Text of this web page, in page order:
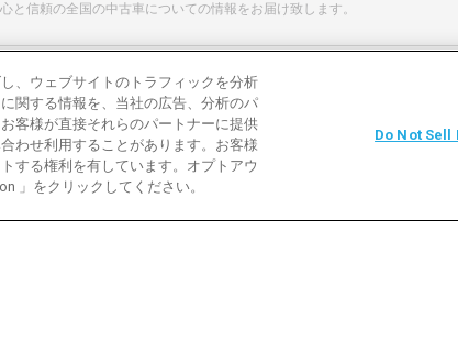
信頼の全国の中古車についての情報をお届け致します。
中古車用語説明
プライバシーポリシー
、ウェブサイトのトラフィックを分析
関する情報を、当社の広告、分析のパ
客様が直接それらのパートナーに提供
わせ利用することがあります。お客様
する権利を有しています。オプトアウ
」をクリックしてください。
Do Not